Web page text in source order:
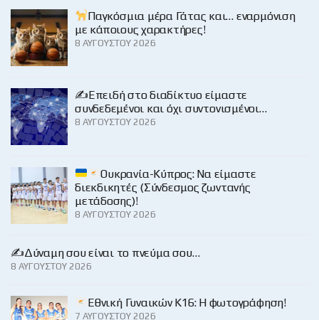
Παγκόσμια μέρα Γάτας και… εναρμόνιση
με κάποιους χαρακτήρες!
8 ΑΥΓΟΎΣΤΟΥ 2026
✍️Επειδή στο διαδίκτυο είμαστε
συνδεδεμένοι και όχι συντονισμένοι…
8 ΑΥΓΟΎΣΤΟΥ 2026
Ουκρανία-Κύπρος: Να είμαστε
διεκδικητές (Σύνδεσμος ζωντανής
μετάδοσης)!
8 ΑΥΓΟΎΣΤΟΥ 2026
✍️Δύναμη σου είναι το πνεύμα σου…
8 ΑΥΓΟΎΣΤΟΥ 2026
Εθνική Γυναικών Κ16: Η φωτογράφηση!
7 ΑΥΓΟΎΣΤΟΥ 2026